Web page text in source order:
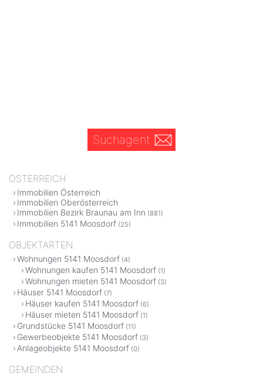
Suchagent
ÖSTERREICH
Immobilien Österreich
Immobilien Oberösterreich
Immobilien Bezirk Braunau am Inn (881)
Immobilien 5141 Moosdorf (25)
OBJEKTARTEN
Wohnungen 5141 Moosdorf (4)
Wohnungen kaufen 5141 Moosdorf (1)
Wohnungen mieten 5141 Moosdorf (3)
Häuser 5141 Moosdorf (7)
Häuser kaufen 5141 Moosdorf (6)
Häuser mieten 5141 Moosdorf (1)
Grundstücke 5141 Moosdorf (11)
Gewerbeobjekte 5141 Moosdorf (3)
Anlageobjekte 5141 Moosdorf (0)
GEMEINDEN